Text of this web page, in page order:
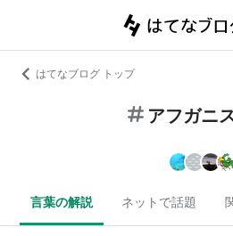
はてなブログ トップ
アフガニ
言葉の解説 ネットで話題